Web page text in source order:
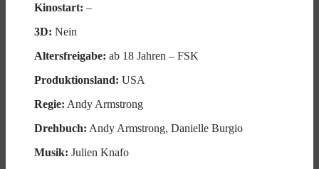
Kinostart: –
3D: Nein
Altersfreigabe: ab 18 Jahren – FSK
Produktionsland: USA
Regie: Andy Armstrong
Drehbuch: Andy Armstrong, Danielle Burgio
Musik: Julien Knafo